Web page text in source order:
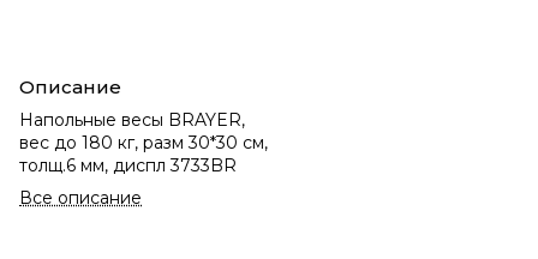
Описание
Напольные весы BRAYER,
вес до 180 кг, разм 30*30 см,
толщ.6 мм, диспл 3733BR
Все описание